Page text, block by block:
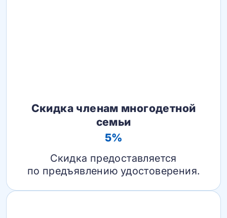
Скидка членам многодетной
семьи
5%
Скидка предоставляется
по предъявлению удостоверения.